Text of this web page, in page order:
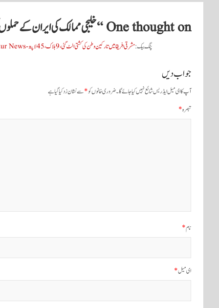
One thought on “ خلیجی ممالک کی ایران کے
پنگ بیک:مشرقی افریقا میں تارکین وطن کی کشتی الٹ گئی، 9 ہلاک، 45 لاپتہ - Tashakur News
جواب دیں
آپ کا ای میل ایڈریس شائع نہیں کیا جائے گا۔ضروری خانوں کو*سے نشان زد کیا گیا ہے
تبصرہ*
نام*
ای میل*